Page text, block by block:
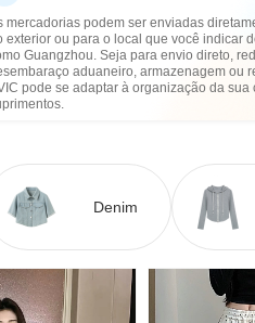
mercadorias podem ser enviadas
exterior ou para o local que você indicar
Guangzhou. Seja para envio direto,
aduaneiro, armazenagem ou
pode se adaptar à organização da sua
Denim